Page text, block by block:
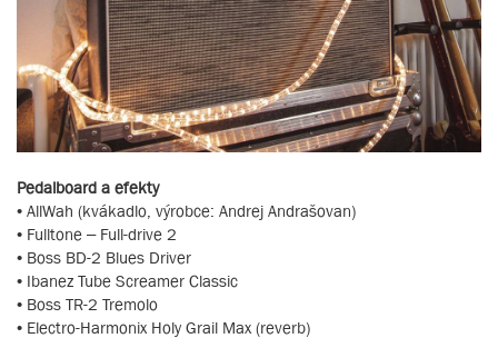
Pedalboard a efekty
• AllWah (kvákadlo, výrobce: Andrej Andrašovan)
• Fulltone – Full-drive 2
• Boss BD-2 Blues Driver
• Ibanez Tube Screamer Classic
• Boss TR-2 Tremolo
• Electro-Harmonix Holy Grail Max (reverb)